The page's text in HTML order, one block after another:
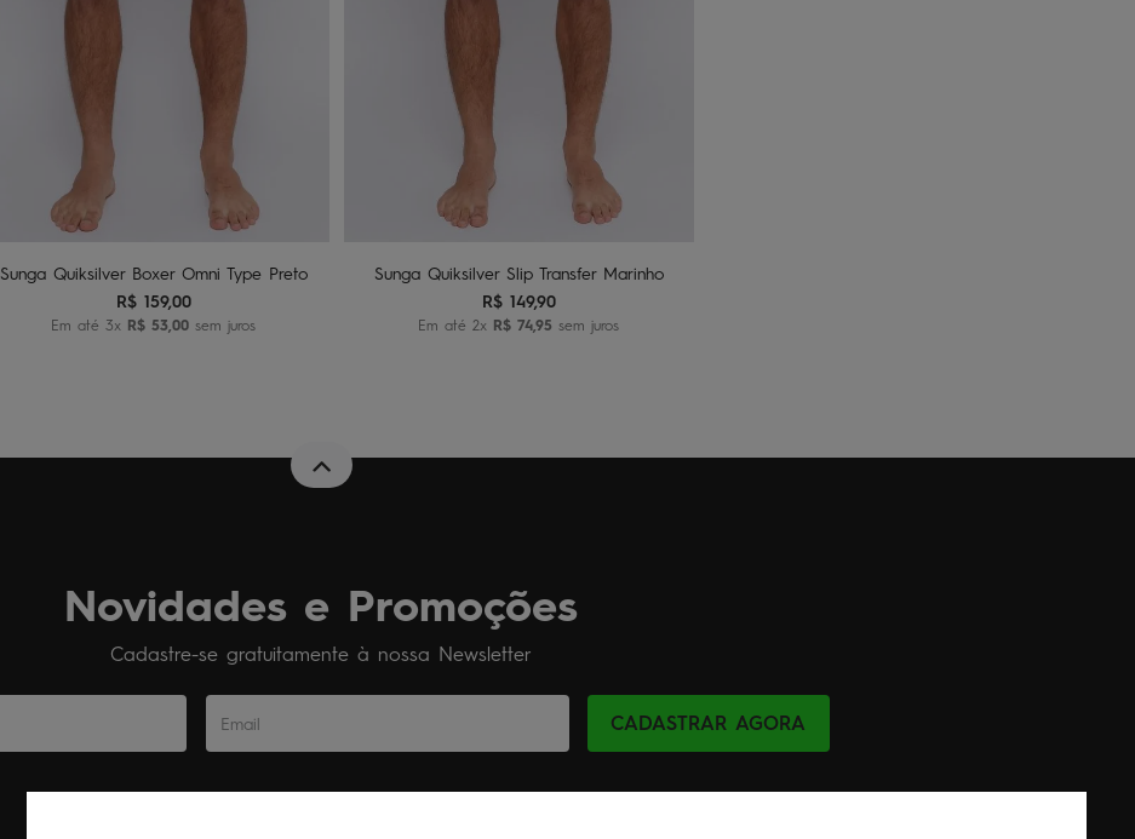
Adicionar ao carrinho
Sunga Quiksilver Boxer Omni Type Preto
R$ 159,00
Em até3x R$ 53,00 sem juros
M
Adicionar ao carrinho
Sunga Quiksilver Slip Transfer Marinho
R$ 149,90
Em até2x R$ 74,95 sem juros
Novidades e Promoções
Cadastre-se gratuitamente à nossa Newsletter
CADASTRAR AGORA